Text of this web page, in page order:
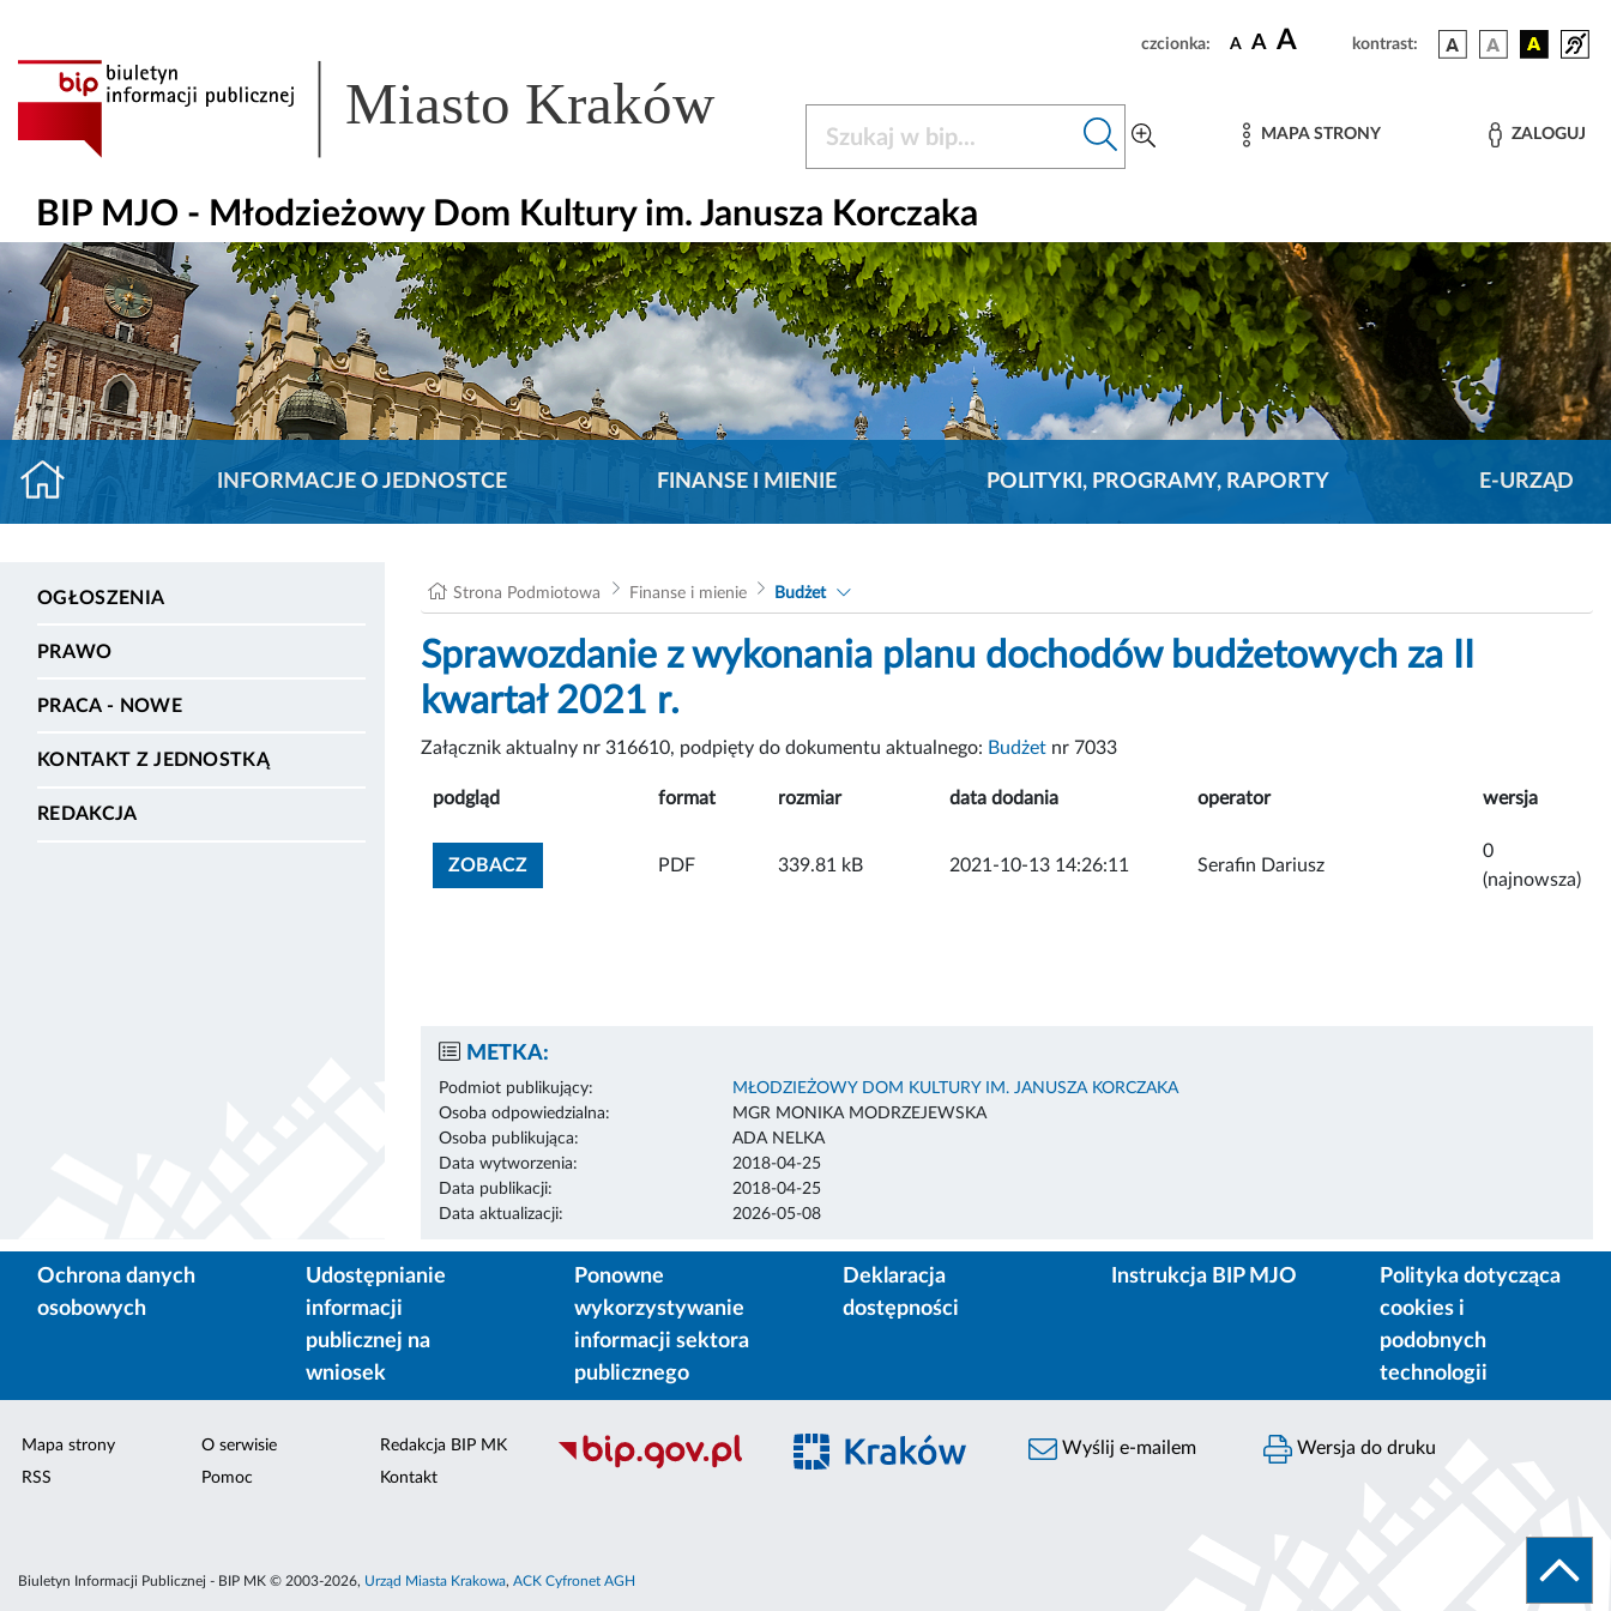
czcionka: A A A kontrast:
Miasto Kraków MAPA STRONY ZALOGUJ
BIP MJO - Młodzieżowy Dom Kultury im. Janusza Korczaka
INFORMACJE O JEDNOSTCE FINANSE I MIENIE POLITYKI, PROGRAMY, RAPORTY E-URZĄD
OGŁOSZENIA
PRAWO
PRACA - NOWE
KONTAKT Z JEDNOSTKĄ
REDAKCJA
Strona Podmiotowa Finanse i mienie Budżet
Sprawozdanie z wykonania planu dochodów budżetowych za II
kwartał 2021 r.
Załącznik aktualny nr 316610, podpięty do dokumentu aktualnego: Budżet nr 7033
podgląd format rozmiar data dodania operator wersja
ZOBACZZOBACZ ZAŁĄCZNIK
PDF 339.81 kB 2021-10-13 14:26:11 Serafin Dariusz
0
(najnowsza)
METKA:
Podmiot publikujący:
MŁODZIEŻOWY DOM KULTURY IM. JANUSZA KORCZAKA
Osoba odpowiedzialna:
MGR MONIKA MODRZEJEWSKA
Osoba publikująca:
ADA NELKA
Data wytworzenia:
2018-04-25
Data publikacji:
2018-04-25
Data aktualizacji:
2026-05-08
Ochrona danych
osobowych
Udostępnianie
informacji
publicznej na
wniosek
Ponowne
wykorzystywanie
informacji sektora
publicznego
Deklaracja
dostępności
Instrukcja BIP MJO
Polityka dotycząca
cookies i
podobnych
technologii
Mapa strony
RSS
O serwisie
Pomoc
Redakcja BIP MK
Kontakt
Wyślij e-mailem Wersja do druku
Biuletyn Informacji Publicznej - BIP MK © 2003-2026, Urząd Miasta Krakowa, ACK Cyfronet AGH